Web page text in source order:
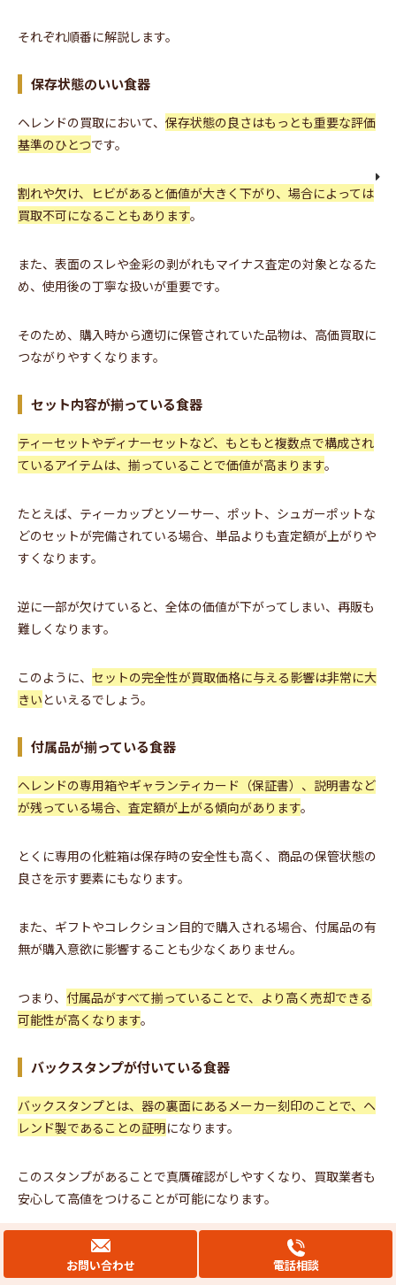
それぞれ順番に解説します。
保存状態のいい食器
ヘレンドの買取において、 保存状態の良さはもっとも重要な評価
基準のひとつです。
割れや欠け、ヒビがあると価値が大きく下がり、場合によっては
買取不可になることもあります。
また、表面のスレや金彩の剥がれもマイナス査定の対象となるた
め、使用後の丁寧な扱いが重要です。
そのため、購入時から適切に保管されていた品物は、高価買取に
つながりやすくなります。
セット内容が揃っている食器
ティーセットやディナーセットなど、もともと複数点で構成され
ているアイテムは、揃っていることで価値が高まります。
たとえば、ティーカップとソーサー、ポット、シュガーポットな
どのセットが完備されている場合、単品よりも査定額が上がりや
すくなります。
逆に一部が欠けていると、全体の価値が下がってしまい、再販も
難しくなります。
このように、 セットの完全性が買取価格に与える影響は非常に大
きいといえるでしょう。
付属品が揃っている食器
ヘレンドの専用箱やギャランティカード（保証書）、説明書など
が残っている場合、査定額が上がる傾向があります。
とくに専用の化粧箱は保存時の安全性も高く、商品の保管状態の
良さを示す要素にもなります。
また、ギフトやコレクション目的で購入される場合、付属品の有
無が購入意欲に影響することも少なくありません。
つまり、 付属品がすべて揃っていることで、より高く売却できる
可能性が高くなります。
バックスタンプが付いている食器
バックスタンプとは、器の裏面にあるメーカー刻印のことで、ヘ
レンド製であることの証明になります。
このスタンプがあることで真贋確認がしやすくなり、買取業者も
安心して高値をつけることが可能になります。
また、年代や製造場所を特定できるスタンプは、コレクターにと
って重要な判断材料にもなります。
お問い合わせ 電話相談